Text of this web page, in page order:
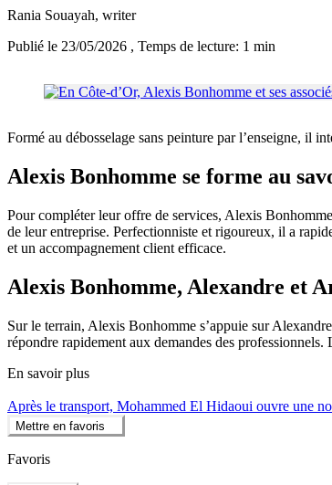
Rania Souayah, writer
Publié le 23/05/2026 , Temps de lecture: 1 min
Formé au débosselage sans peinture par l’enseigne, il
Alexis Bonhomme se forme au
Pour compléter leur offre de services, Alexis
de leur entreprise. Perfectionniste et rigoureux, il a
et un accompagnement client efficace.
Alexis Bonhomme, Alexandre et
Sur le terrain, Alexis Bonhomme s’appuie sur
répondre rapidement aux demandes des
En savoir plus
Après le transport, Mohammed El Hidaoui ouvre une
Mettre en favoris
Favoris